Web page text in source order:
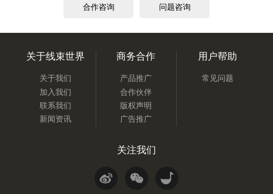
合作咨询 问题咨询
关于线束世界
关于我们
加入我们
联系我们
新闻资讯
商务合作
产品推广
合作伙伴
版权声明
广告推广
用户帮助
常见问题
关注我们